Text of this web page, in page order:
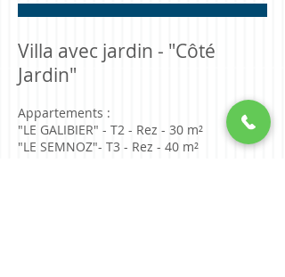
Villa avec jardin - "Côté
Jardin"
Appartements :
"LE GALIBIER" - T2 - Rez - 30 m²
"LE SEMNOZ"- T3 - Rez - 40 m²